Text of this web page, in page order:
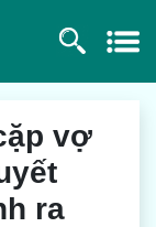
vợ
ra